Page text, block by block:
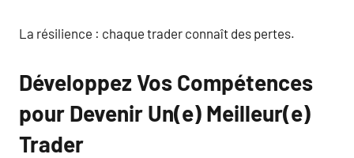
La résilience : chaque trader connaît des pertes.
Développez Vos Compétences
pour Devenir Un(e) Meilleur(e)
Trader